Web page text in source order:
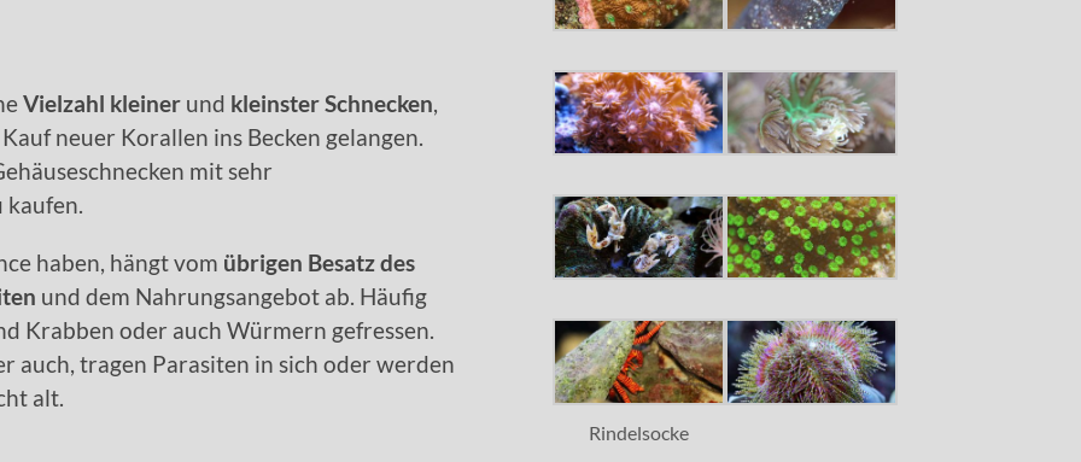
Vielzahl kleiner und kleinster Schnecken
neuer Korallen ins Becken gelangen.
mit sehr
haben, hängt vom übrigen Besatz des
und dem Nahrungsangebot ab. Häufig
Krabben oder auch Würmern gefressen.
auch, tragen Parasiten in sich oder werden
alt.
Rindelsocke